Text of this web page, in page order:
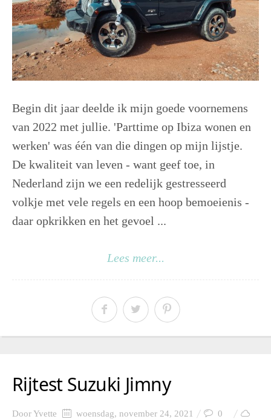
Begin dit jaar deelde ik mijn goede voornemens
van 2022 met jullie. 'Parttime op Ibiza wonen en
werken' was één van die dingen op mijn lijstje.
De kwaliteit van leven - want geef toe, in
Nederland zijn we een redelijk gestresseerd
volkje met vele regels en een hoop bemoeienis -
daar opkrikken en het gevoel ...
Lees meer...
Rijtest Suzuki Jimny
DoorYvette woensdag, november 24, 2021
0